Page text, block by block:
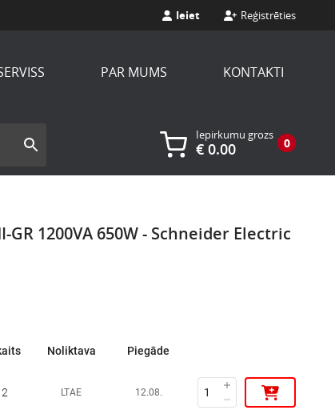
Ieiet Reģistrēties
PAR MUMS KONTAKTI
0
Iepirkumu grozs
€ 0.00
GR 1200VA 650W - Schneider Electric
Noliktava Piegāde
2 LTAE 12.08.